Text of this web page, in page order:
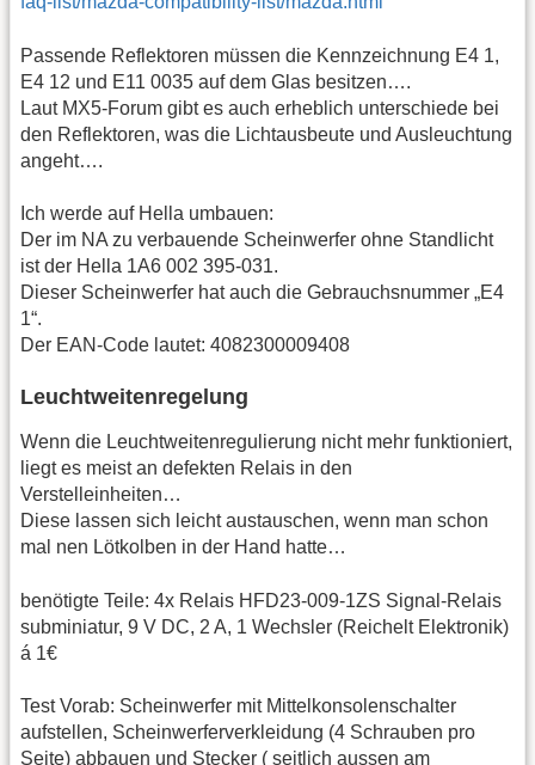
Passende Reflektoren müssen die Kennzeichnung E4 1,
E4 12 und E11 0035 auf dem Glas besitzen….
Laut MX5-Forum gibt es auch erheblich unterschiede bei
den Reflektoren, was die Lichtausbeute und Ausleuchtung
angeht….
Ich werde auf Hella umbauen:
Der im NA zu verbauende Scheinwerfer ohne Standlicht
ist der Hella 1A6 002 395-031.
Dieser Scheinwerfer hat auch die Gebrauchsnummer „E4
1“.
Der EAN-Code lautet: 4082300009408
Leuchtweitenregelung
Wenn die Leuchtweitenregulierung nicht mehr funktioniert,
liegt es meist an defekten Relais in den
Verstelleinheiten…
Diese lassen sich leicht austauschen, wenn man schon
mal nen Lötkolben in der Hand hatte…
benötigte Teile: 4x Relais HFD23-009-1ZS Signal-Relais
subminiatur, 9 V DC, 2 A, 1 Wechsler (Reichelt Elektronik)
á 1€
Test Vorab: Scheinwerfer mit Mittelkonsolenschalter
aufstellen, Scheinwerferverkleidung (4 Schrauben pro
Seite) abbauen und Stecker ( seitlich aussen am